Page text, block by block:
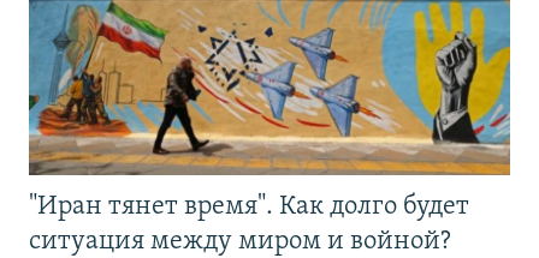
"Иран тянет время". Как долго будет
ситуация между миром и войной?